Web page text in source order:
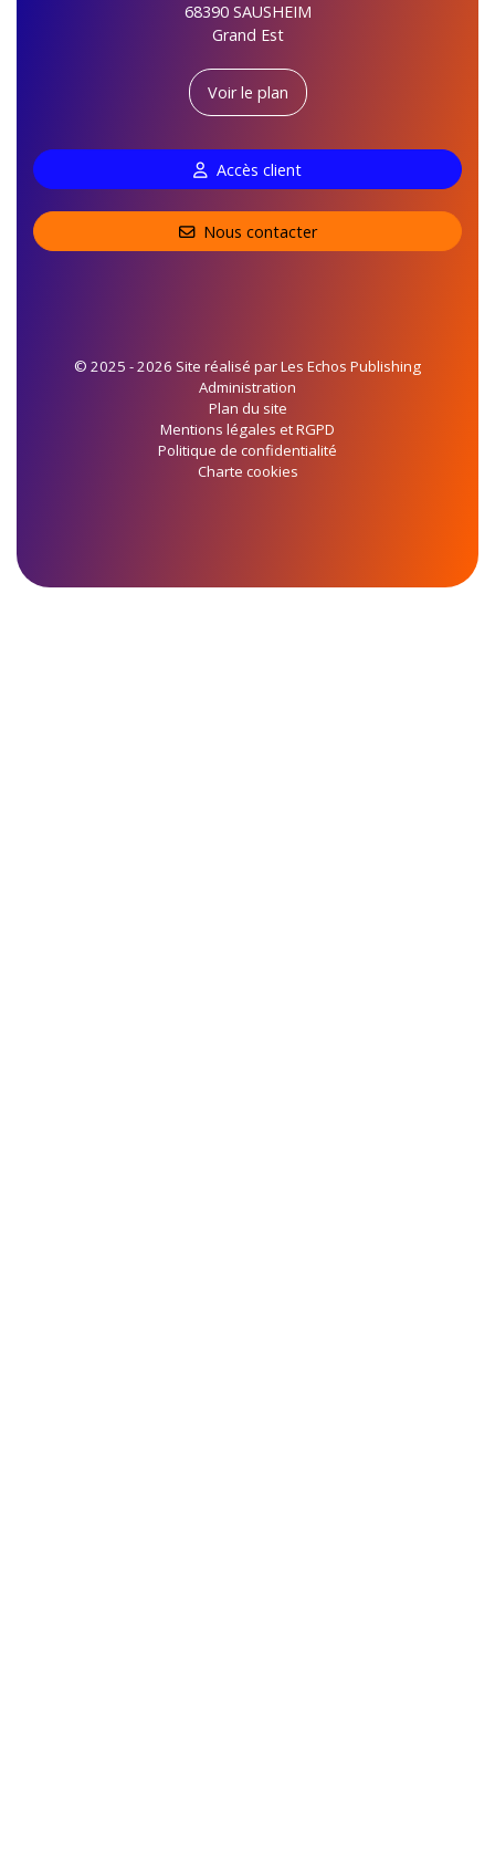
68390 SAUSHEIM
Grand Est
Voir le plan
Accès client
Nous contacter
© 2025 - 2026 Site réalisé par Les Echos Publishing
Administration
Plan du site
Mentions légales et RGPD
Politique de confidentialité
Charte cookies